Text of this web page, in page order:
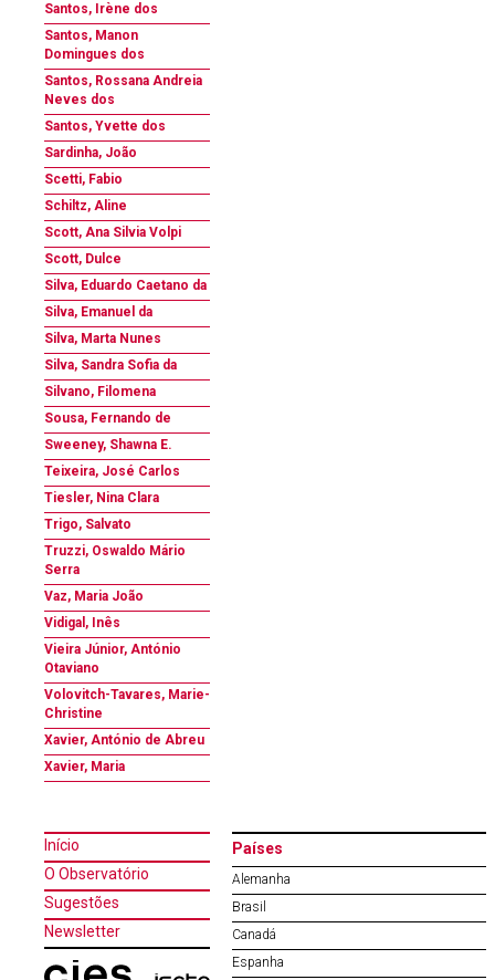
Santos, Irène dos
Santos, Manon
Domingues dos
Santos, Rossana Andreia
Neves dos
Santos, Yvette dos
Sardinha, João
Scetti, Fabio
Schiltz, Aline
Scott, Ana Silvia Volpi
Scott, Dulce
Silva, Eduardo Caetano da
Silva, Emanuel da
Silva, Marta Nunes
Silva, Sandra Sofia da
Silvano, Filomena
Sousa, Fernando de
Sweeney, Shawna E.
Teixeira, José Carlos
Tiesler, Nina Clara
Trigo, Salvato
Truzzi, Oswaldo Mário
Serra
Vaz, Maria João
Vidigal, Inês
Vieira Júnior, António
Otaviano
Volovitch-Tavares, Marie-
Christine
Xavier, António de Abreu
Xavier, Maria
Início
O Observatório
Sugestões
Newsletter
Países
Alemanha
Brasil
Canadá
Espanha